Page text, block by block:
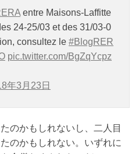
entre Maisons-Laffitte
24-25/03 et des 31/03-0
consultez le #BlogRER
pic.twitter.com/BgZqYcpz
年3月23日
のかもしれないし、二人目
のかもしれない。いずれに